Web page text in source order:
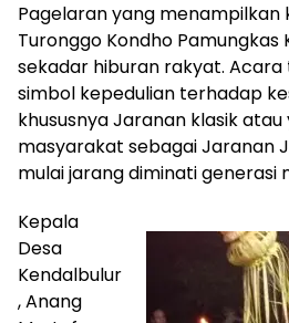
Pagelaran yang menampilkan
Turonggo Kondho Pamungkas
sekadar hiburan rakyat.
simbol kepedulian terhadap
khususnya Jaranan klasik
masyarakat sebagai Jaranan
mulai jarang diminati generasi
Kepala
Desa
Kendalbulur
, Anang